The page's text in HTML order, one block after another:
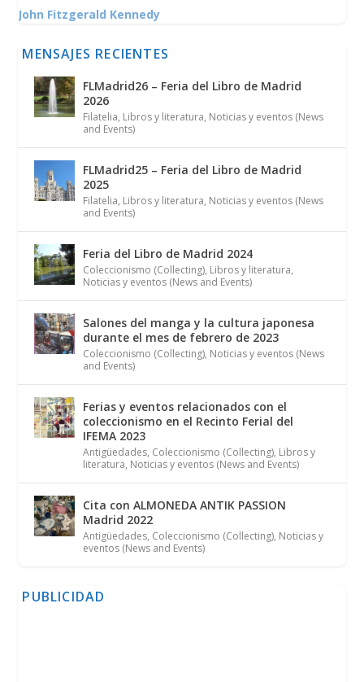
John Fitzgerald Kennedy
MENSAJES RECIENTES
FLMadrid26 – Feria del Libro de Madrid
2026
Filatelia, Libros y literatura, Noticias y eventos (News
and Events)
FLMadrid25 – Feria del Libro de Madrid
2025
Filatelia, Libros y literatura, Noticias y eventos (News
and Events)
Feria del Libro de Madrid 2024
Coleccionismo (Collecting), Libros y literatura,
Noticias y eventos (News and Events)
Salones del manga y la cultura japonesa
durante el mes de febrero de 2023
Coleccionismo (Collecting), Noticias y eventos (News
and Events)
Ferias y eventos relacionados con el
coleccionismo en el Recinto Ferial del
IFEMA 2023
Antigüedades, Coleccionismo (Collecting), Libros y
literatura, Noticias y eventos (News and Events)
Cita con ALMONEDA ANTIK PASSION
Madrid 2022
Antigüedades, Coleccionismo (Collecting), Noticias y
eventos (News and Events)
PUBLICIDAD